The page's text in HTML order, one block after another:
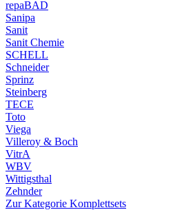
repaBAD
Sanipa
Sanit
Sanit Chemie
SCHELL
Schneider
Sprinz
Steinberg
TECE
Toto
Viega
Villeroy & Boch
VitrA
WBV
Wittigsthal
Zehnder
Zur Kategorie Komplettsets